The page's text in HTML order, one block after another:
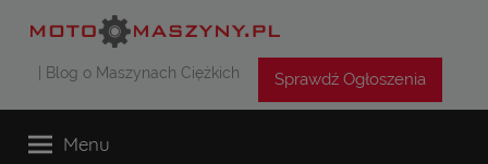
treści | Blog o Maszynach Ciężkich Sprawdź Ogłoszenia
Menu